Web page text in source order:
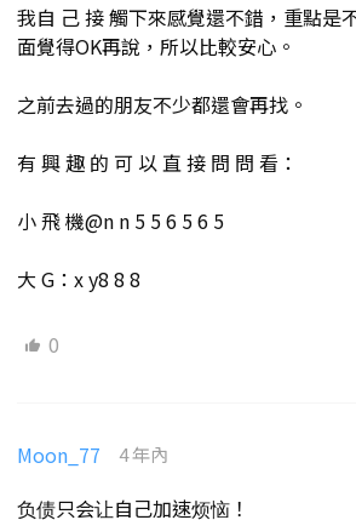
我自 己 接 觸下來感覺還不錯，重點是
面覺得OK再說，所以比較安心。
之前去過的朋友不少都還會再找。
有 興 趣 的 可 以 直 接 問 問 看：
小 飛 機@n n 5 5 6 5 6 5
大 G：x y8 8 8
0
Moon_77 4 年內
负债只会让自己加速烦恼！